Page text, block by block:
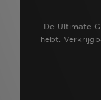
De Ultimate
hebt.